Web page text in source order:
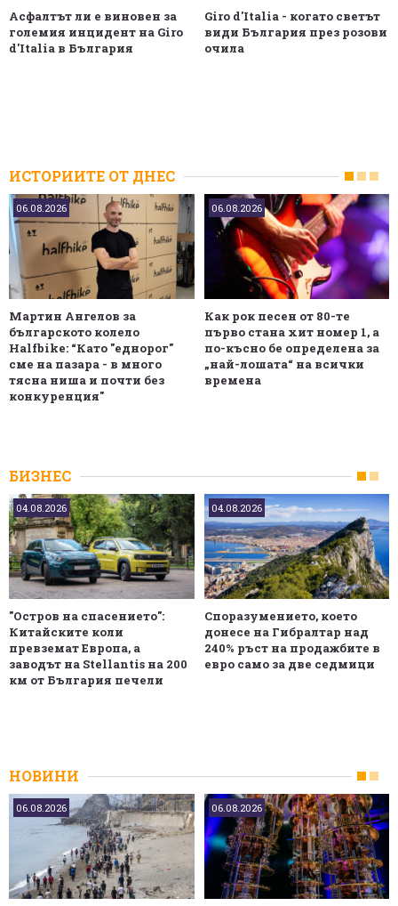
Асфалтът ли е виновен за
големия инцидент на Giro
d'Italia в България
Giro d'Italia - когато светът
види България през розови
очила
ИСТОРИИТЕ ОТ ДНЕС
06.08.2026
Мартин Ангелов за
българското колело
Halfbike: “Като "еднорог"
сме на пазара - в много
тясна ниша и почти без
конкуренция"
06.08.2026
Как рок песен от 80-те
първо стана хит номер 1, а
по-късно бе определена за
„най-лошата“ на всички
времена
БИЗНЕС
04.08.2026
"Остров на спасението":
Китайските коли
превземат Европа, а
заводът на Stellantis на 200
км от България печели
04.08.2026
Споразумението, което
донесе на Гибралтар над
240% ръст на продажбите в
евро само за две седмици
НОВИНИ
06.08.2026 06.08.2026